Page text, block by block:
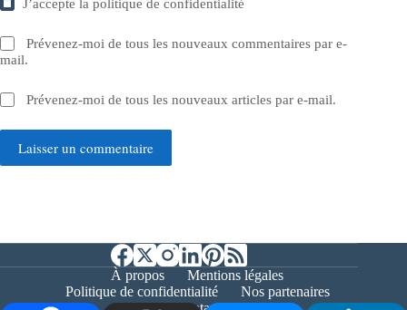
J’accepte lapolitique de confidentialité
Prévenez-moi de tous les nouveaux commentaires par e-
mail.
Prévenez-moi de tous les nouveaux articles par e-mail.
Laisser un commentaire
À propos
Mentions légales
Politique de confidentialité
Nos partenaires